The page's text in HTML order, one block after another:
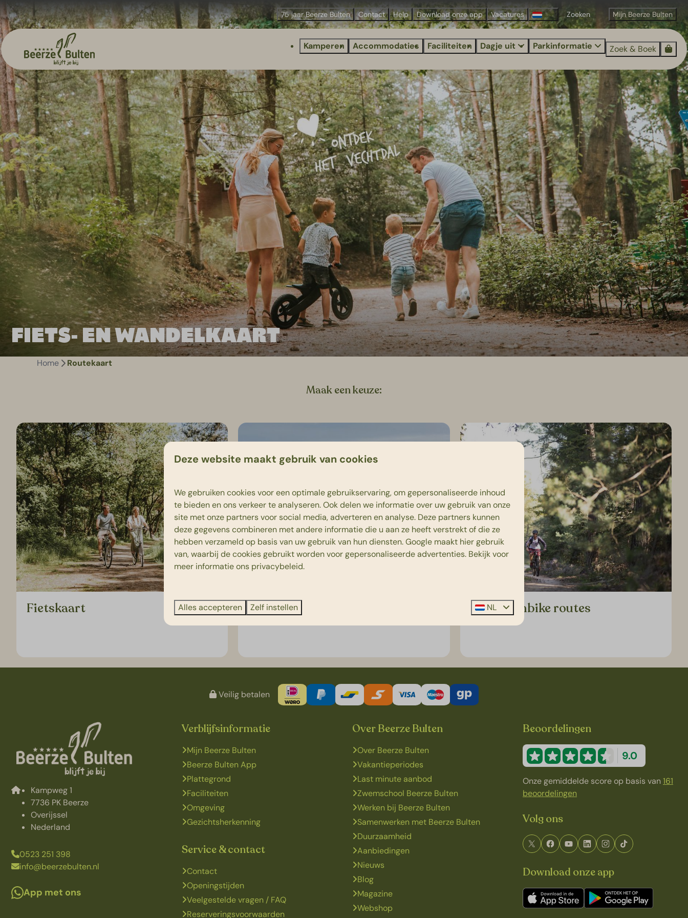
75 jaar Beerze Bulten Contact Help Download onze app Vacatures Mijn Beerze Bulten
Kamperen Accommodaties Faciliteiten Dagje uit Parkinformatie Zoek & Boek
FIETS- EN WANDELKAART
Home Routekaart
Maak een keuze:
Fietskaart Wandelkaart Mountainbike routes
Veilig betalen
Kampweg 1
7736 PK Beerze
Overijssel
Nederland
0523 251 398
info@beerzebulten.nl
App met ons
Verblijfsinformatie
Mijn Beerze Bulten
Beerze Bulten App
Plattegrond
Faciliteiten
Omgeving
Gezichtsherkenning
Service & contact
Contact
Openingstijden
Veelgestelde vragen / FAQ
Reserveringsvoorwaarden
Over Beerze Bulten
Over Beerze Bulten
Vakantieperiodes
Last minute aanbod
Zwemschool Beerze Bulten
Werken bij Beerze Bulten
Samenwerken met Beerze Bulten
Duurzaamheid
Aanbiedingen
Nieuws
Blog
Magazine
Webshop
Beoordelingen
9.0
Onze gemiddelde score op basis van161
beoordelingen
Volg ons
Download onze app
Deze website maakt gebruik van cookies
We gebruiken cookies voor een optimale gebruikservaring, om gepersonaliseerde inhoud
te bieden en ons verkeer te analyseren. Ook delen we informatie over uw gebruik van onze
site met onze partners voor social media, adverteren en analyse. Deze partners kunnen
deze gegevens combineren met andere informatie die u aan ze heeft verstrekt of die ze
hebben verzameld op basis van uw gebruik van hun diensten.Google maakt hier gebruik
van, waarbij de cookies gebruikt worden voor gepersonaliseerde advertenties. Bekijk voor
meer informatie ons privacybeleid.
Alles accepteren Zelf instellen NL